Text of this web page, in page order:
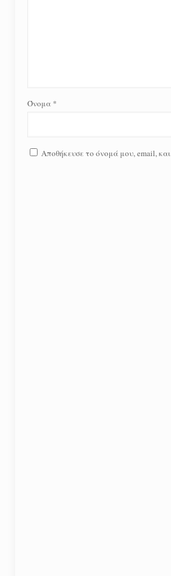
Όνομα *
Αποθήκευσε το όνομά μου, email,